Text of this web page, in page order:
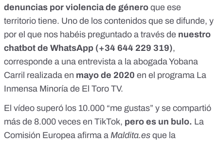
violento por naturaleza. Mueren mujeres, pero también
denuncias por violencia de género que ese
territorio tiene. Uno de los contenidos que se difunde, y
por el que nos habéis preguntado a través de nuestro
chatbot de WhatsApp (+34 644 229 319),
corresponde a una entrevista a la abogada Yobana
Carril realizada en mayo de 2020 en el programa La
Inmensa Minoría de El Toro TV.
El vídeo superó los 10.000 “me gustas” y se compartió
más de 8.000 veces en TikTok, pero es un bulo. La
Comisión Europea afirma a Maldita.es que la